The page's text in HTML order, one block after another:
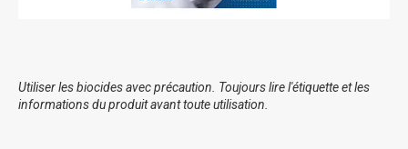
Utiliser les biocides avec précaution. Toujours lire l'étiquette et les
informations du produit avant toute utilisation.